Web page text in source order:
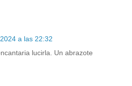
a las 22:32
lucirla. Un abrazote